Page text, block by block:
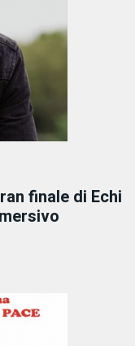
finale di Echi